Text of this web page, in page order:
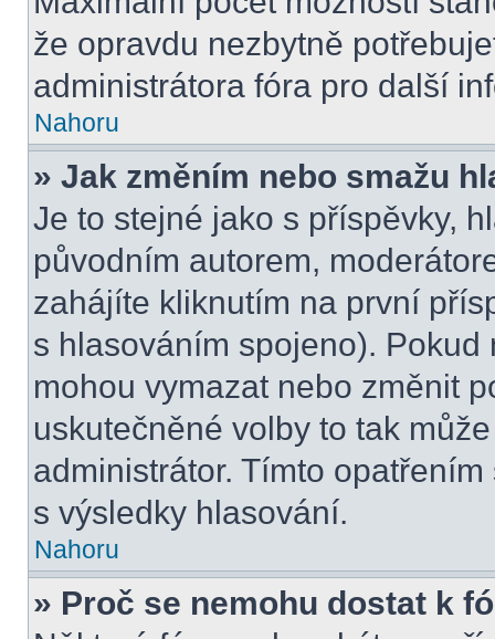
že opravdu nezbytně
administrátora fóra pro další
Nahoru
» Jak změním nebo smažu
Je to stejné jako s příspěvky,
původním autorem,
zahájíte kliknutím na první
s hlasováním spojeno).
mohou vymazat nebo změnit
uskutečněné volby to tak
administrátor. Tímto
s výsledky hlasování.
Nahoru
» Proč se nemohu dostat k